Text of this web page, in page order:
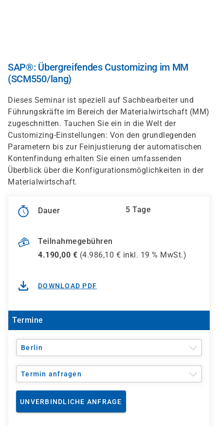
SAP®: Übergreifendes Customizing im MM
(SCM550/lang)
Dieses Seminar ist speziell auf Sachbearbeiter und
Führungskräfte im Bereich der Materialwirtschaft (MM)
zugeschnitten. Tauchen Sie ein in die Welt der
Customizing-Einstellungen: Von den grundlegenden
Parametern bis zur Feinjustierung der automatischen
Kontenfindung erhalten Sie einen umfassenden
Überblick über die Konfigurationsmöglichkeiten in der
Materialwirtschaft.
Dauer 5 Tage
Teilnahmegebühren
4.190,00 € (4.986,10 € inkl. 19 % MwSt.)
DOWNLOAD PDF
Termine
Berlin
Termin anfragen
UNVERBINDLICHE ANFRAGE